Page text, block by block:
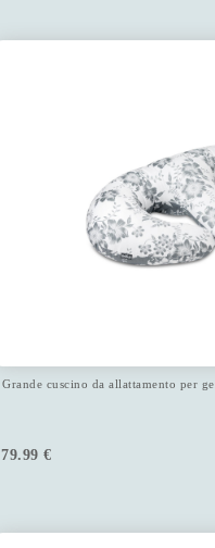
Grande cuscino da allattamento per
79.99 €